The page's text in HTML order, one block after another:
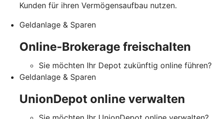
Kunden für ihren Vermögensaufbau nutzen.
Geldanlage & Sparen
Online-Brokerage freischalten
Sie möchten Ihr Depot zukünftig online führen?
Geldanlage & Sparen
UnionDepot online verwalten